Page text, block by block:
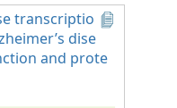
transcriptio
dise
and prote